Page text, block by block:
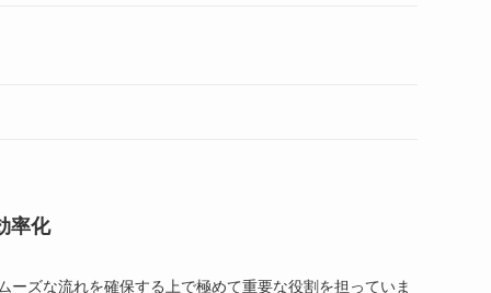
率化
ズな流れを確保する上で極めて重要な役割を担っていま